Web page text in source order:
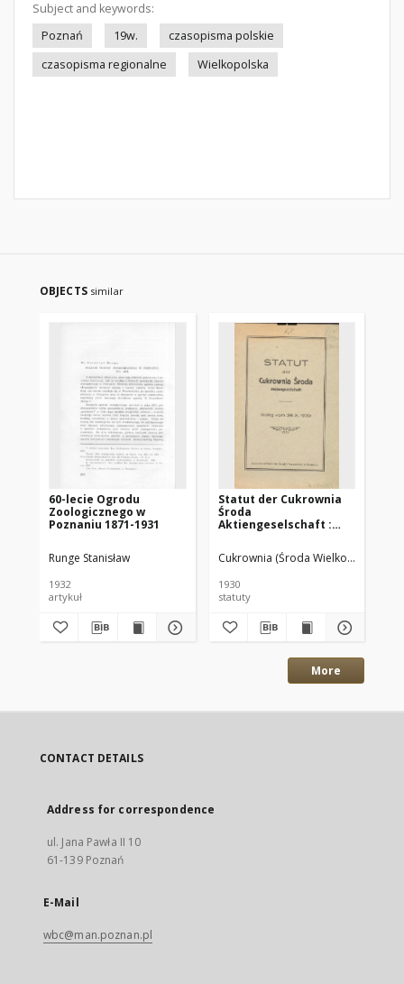
Subject and keywords:
Poznań
19w.
czasopisma polskie
czasopisma regionalne
Wielkopolska
OBJECTS similar
60-lecie Ogrodu
Zoologicznego w
Poznaniu 1871-1931
Runge Stanisław
1932
artykuł
Statut der Cukrownia
Środa
Aktiengeselschaft :
Cukrownia (Środa Wielkopolska)
1930
statuty
More
CONTACT DETAILS
Address for correspondence
ul. Jana Pawła II 10
61-139 Poznań
E-Mail
wbc@man.poznan.pl